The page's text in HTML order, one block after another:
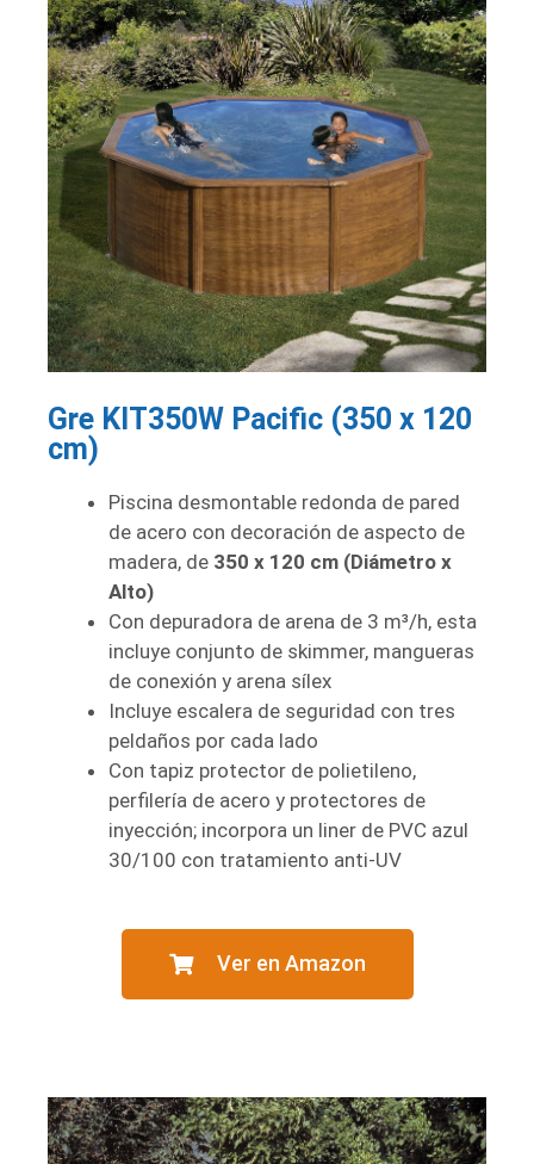
Gre KIT350W Pacific (350 x 120
cm)
Piscina desmontable redonda de pared
de acero con decoración de aspecto de
madera, de 350 x 120 cm (Diámetro x
Alto)
Con depuradora de arena de 3 m³/h, esta
incluye conjunto de skimmer, mangueras
de conexión y arena sílex
Incluye escalera de seguridad con tres
peldaños por cada lado
Con tapiz protector de polietileno,
perfilería de acero y protectores de
inyección; incorpora un liner de PVC azul
30/100 con tratamiento anti-UV
Ver en Amazon